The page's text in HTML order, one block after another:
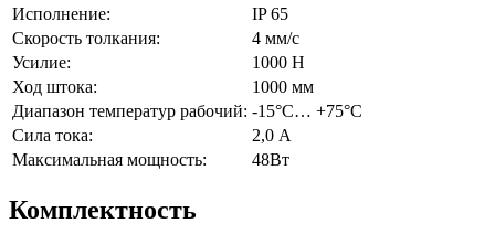
Исполнение:
IP 65
Скорость толкания:
4 мм/с
Усилие:
1000 H
Ход штока:
1000 мм
Диапазон температур рабочий: -15°С… +75°С
Сила тока:
2,0 А
Максимальная мощность:
48Вт
Комплектность